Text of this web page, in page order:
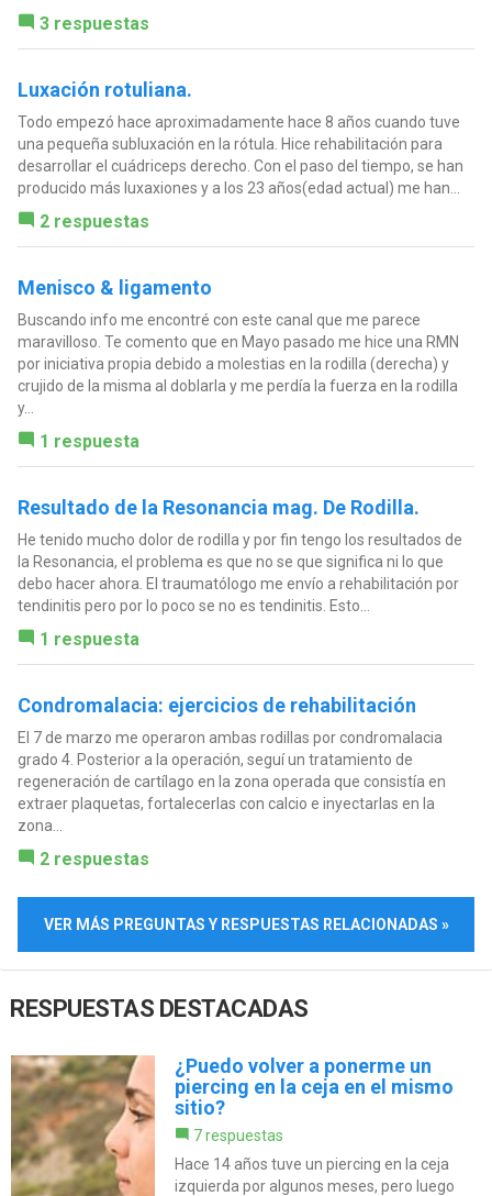
3 respuestas
Luxación rotuliana.
Todo empezó hace aproximadamente hace 8 años cuando tuve
una pequeña subluxación en la rótula. Hice rehabilitación para
desarrollar el cuádriceps derecho. Con el paso del tiempo, se han
producido más luxaxiones y a los 23 años(edad actual) me han...
2 respuestas
Menisco & ligamento
Buscando info me encontré con este canal que me parece
maravilloso. Te comento que en Mayo pasado me hice una RMN
por iniciativa propia debido a molestias en la rodilla (derecha) y
crujido de la misma al doblarla y me perdía la fuerza en la rodilla
y...
1 respuesta
Resultado de la Resonancia mag. De Rodilla.
He tenido mucho dolor de rodilla y por fin tengo los resultados de
la Resonancia, el problema es que no se que significa ni lo que
debo hacer ahora. El traumatólogo me envío a rehabilitación por
tendinitis pero por lo poco se no es tendinitis. Esto...
1 respuesta
Condromalacia: ejercicios de rehabilitación
El 7 de marzo me operaron ambas rodillas por condromalacia
grado 4. Posterior a la operación, seguí un tratamiento de
regeneración de cartílago en la zona operada que consistía en
extraer plaquetas, fortalecerlas con calcio e inyectarlas en la
zona...
2 respuestas
VER MÁS PREGUNTAS Y RESPUESTAS RELACIONADAS »
RESPUESTAS DESTACADAS
¿Puedo volver a ponerme un
piercing en la ceja en el mismo
sitio?
7 respuestas
Hace 14 años tuve un piercing en la ceja
izquierda por algunos meses, pero luego